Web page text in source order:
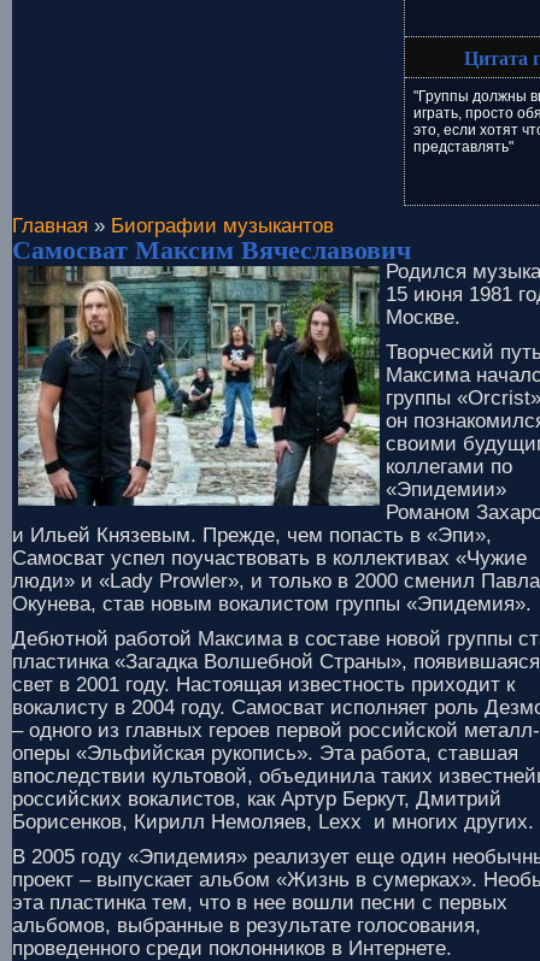
Цитата
"Группы должны
играть, просто
это, если хотят
представлять"
Главная » Биографии музыкантов
Самосват Максим Вячеславович
Родился
15 июня 1981
Москве.
Творческий
Максима
группы
он
своими
коллегами по
«Эпидемии»
Романом
и Ильей Князевым. Прежде, чем попасть в «Эпи»,
Самосват успел поучаствовать в коллективах «Чужие
люди» и «Lady Prowler», и только в 2000 сменил Павла
Окунева, став новым вокалистом группы «Эпидемия».
Дебютной работой Максима в составе новой группы
пластинка «Загадка Волшебной Страны»,
свет в 2001 году. Настоящая известность приходит к
вокалисту в 2004 году. Самосват исполняет роль
– одного из главных героев первой российской металл-
оперы «Эльфийская рукопись». Эта работа, ставшая
впоследствии культовой, объединила таких
российских вокалистов, как Артур Беркут, Дмитрий
Борисенков, Кирилл Немоляев, Lexx и многих других.
В 2005 году «Эпидемия» реализует еще один
проект – выпускает альбом «Жизнь в сумерках».
эта пластинка тем, что в нее вошли песни с первых
альбомов, выбранные в результате голосования,
проведенного среди поклонников в Интернете.